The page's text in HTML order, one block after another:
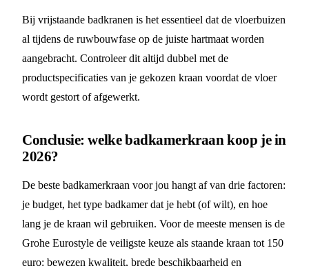
Bij vrijstaande badkranen is het essentieel dat de vloerbuizen
al tijdens de ruwbouwfase op de juiste hartmaat worden
aangebracht. Controleer dit altijd dubbel met de
productspecificaties van je gekozen kraan voordat de vloer
wordt gestort of afgewerkt.
Conclusie: welke badkamerkraan koop je in
2026?
De beste badkamerkraan voor jou hangt af van drie factoren:
je budget, het type badkamer dat je hebt (of wilt), en hoe
lang je de kraan wil gebruiken. Voor de meeste mensen is de
Grohe Eurostyle de veiligste keuze als staande kraan tot 150
euro: bewezen kwaliteit, brede beschikbaarheid en